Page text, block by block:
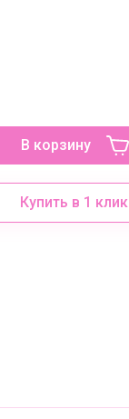
В корзину
Купить в 1 клик